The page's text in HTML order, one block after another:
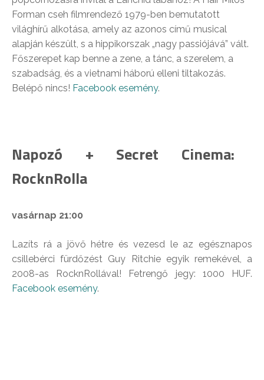
Forman cseh filmrendező 1979-ben bemutatott
világhírű alkotása, amely az azonos című musical
alapján készült, s a hippikorszak „nagy passiójává” vált.
Főszerepet kap benne a zene, a tánc, a szerelem, a
szabadság, és a vietnami háború elleni tiltakozás.
Belépő nincs! Facebook esemény.
Napozó + Secret Cinema:
RocknRolla
vasárnap 21:00
Lazíts rá a jövő hétre és vezesd le az egésznapos
csillebérci fürdőzést Guy Ritchie egyik remekével, a
2008-as RocknRollával! Fetrengő jegy: 1000 HUF.
Facebook esemény.